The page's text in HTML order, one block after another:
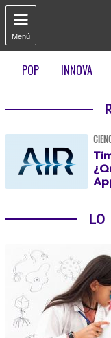

Menú
POP INNOVA
LO